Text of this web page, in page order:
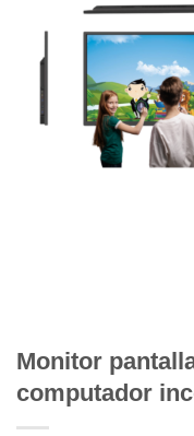
Monitor
computador